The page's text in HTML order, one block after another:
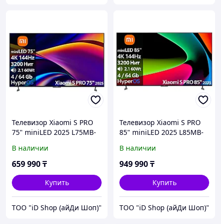
Телевизор Xiaomi S PRO
75" miniLED 2025 L75MB-
LED 3200Нит, звук
2.1(60Вт)]
В наличии
659 990₸
Купить
ТОО "iD Shop (айДи Шоп)"
Телевизор Xiaomi S PRO
85" miniLED 2025 L85MB-
LED 3200Нит, звук
2.1(60Вт)]
В наличии
949 990₸
Купить
ТОО "iD Shop (айДи Шоп)"